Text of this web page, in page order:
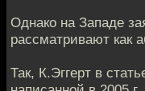
Однако на Западе
рассматривают как
Так, К.Эггерт в